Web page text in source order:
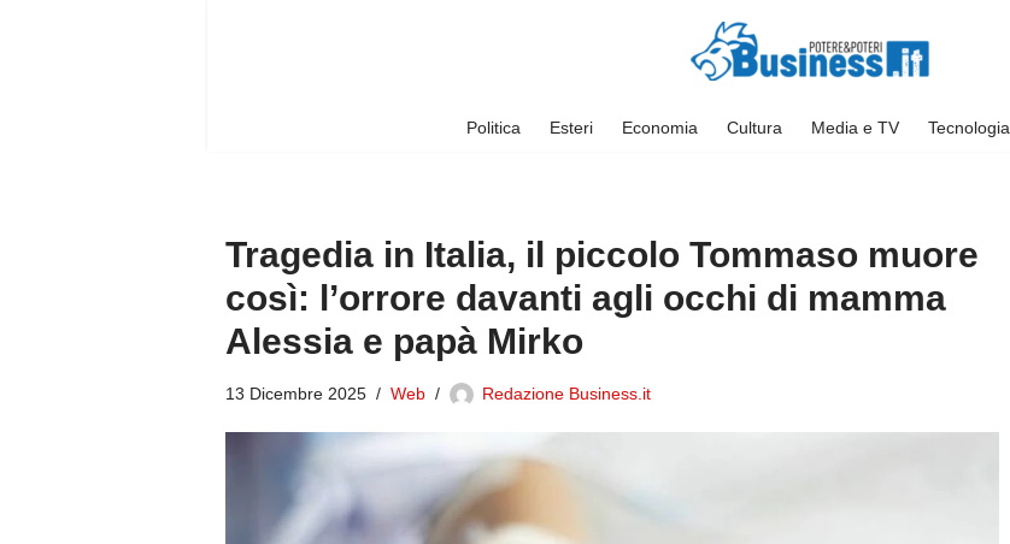
Politica Esteri Economia Cultura Media e TV Tecnologia
Tragedia in Italia, il piccolo Tommaso muore
così: l’orrore davanti agli occhi di mamma
Alessia e papà Mirko
13 Dicembre 2025 Web Redazione Business.it